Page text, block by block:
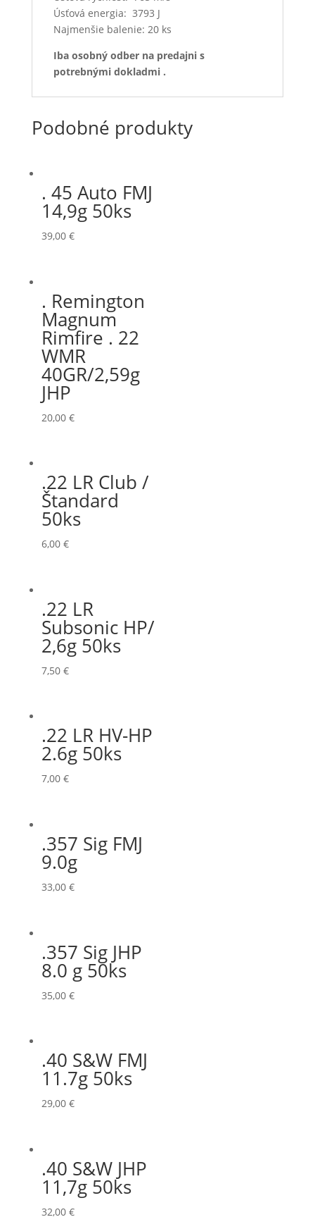
Úsťová energia: 3793 J
Najmenšie balenie: 20 ks
Iba osobný odber na predajni s
potrebnými dokladmi .
Podobné produkty
. 45 Auto FMJ
14,9g 50ks
39,00 €
. Remington
Magnum
Rimfire . 22
WMR
40GR/2,59g
JHP
20,00 €
.22 LR Club /
Štandard
50ks
6,00 €
.22 LR
Subsonic HP/
2,6g 50ks
7,50 €
.22 LR HV-HP
2.6g 50ks
7,00 €
.357 Sig FMJ
9.0g
33,00 €
.357 Sig JHP
8.0 g 50ks
35,00 €
.40 S&W FMJ
11.7g 50ks
29,00 €
.40 S&W JHP
11,7g 50ks
32,00 €